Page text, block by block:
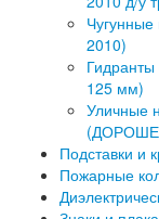
2010)
125 мм)
Уличные
Подставки и
Пожарные